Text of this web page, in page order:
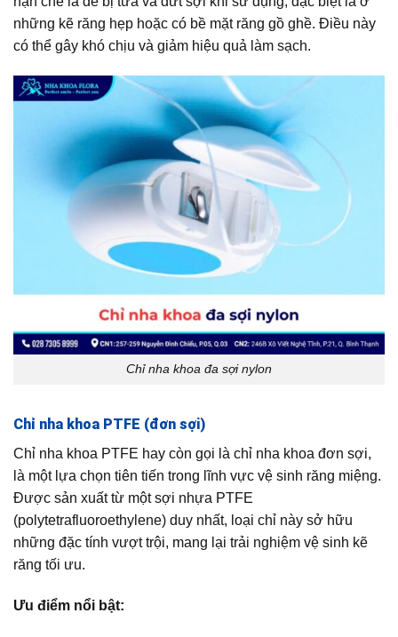
những kẽ răng hẹp hoặc có bề mặt răng gồ ghề. Điều này
có thể gây khó chịu và giảm hiệu quả làm sạch.
Chỉ nha khoa đa sợi nylon
Chỉ nha khoa PTFE (đơn sợi)
Chỉ nha khoa PTFE hay còn gọi là chỉ nha khoa đơn sợi,
là một lựa chọn tiên tiến trong lĩnh vực vệ sinh răng miệng.
Được sản xuất từ một sợi nhựa PTFE
(polytetrafluoroethylene) duy nhất, loại chỉ này sở hữu
những đặc tính vượt trội, mang lại trải nghiệm vệ sinh kẽ
răng tối ưu.
Ưu điểm nổi bật: